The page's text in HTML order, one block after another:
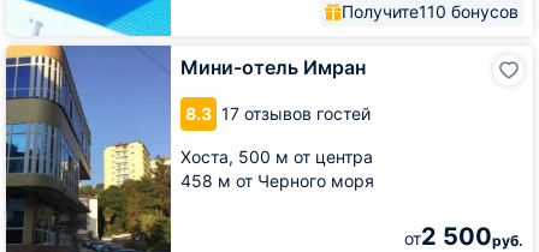
Получите110 бонусов
Мини-отель Имран
8.3 17 отзывов гостей
Хоста, 500 м от центра
458 м от Черного моря
от2 500руб.
Мини-
отель
Имран